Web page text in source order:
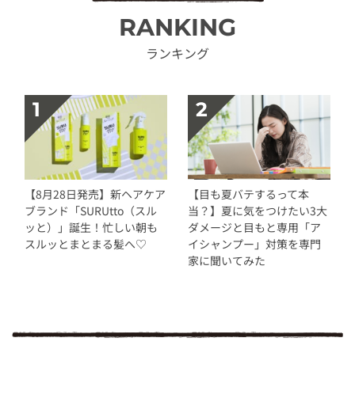
RANKING
ランキング
【8月28日発売】新ヘアケア
ブランド「SURUtto（スル
ッと）」誕生！忙しい朝も
スルッとまとまる髪へ♡
【目も夏バテするって本
当？】夏に気をつけたい3大
ダメージと目もと専用「ア
イシャンプー」対策を専門
家に聞いてみた